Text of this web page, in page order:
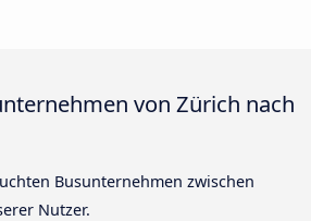
von Zürich nach
Busunternehmen zwischen
Nutzer.